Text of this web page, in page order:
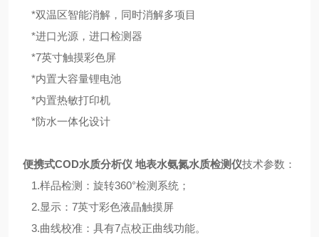
*双温区智能消解，同时消解多项目
*进口光源，进口检测器
*7英寸触摸彩色屏
*内置大容量锂电池
*内置热敏打印机
*防水一体化设计
便携式COD水质分析仪 地表水氨氮水质检测仪技术参数：
1.样品检测：旋转360°检测系统；
2.显示：7英寸彩色液晶触摸屏
3.曲线校准：具有7点校正曲线功能。